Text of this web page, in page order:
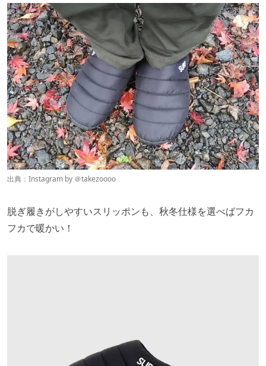
出典：Instagram by ＠takezoooo
脱ぎ履きがしやすいスリッポンも、秋冬仕様を選べばフカ
フカで暖かい！